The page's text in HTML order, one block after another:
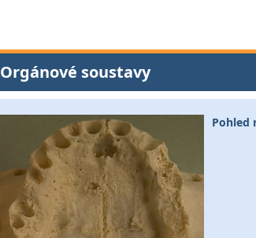
Orgánové soustavy
Pohled